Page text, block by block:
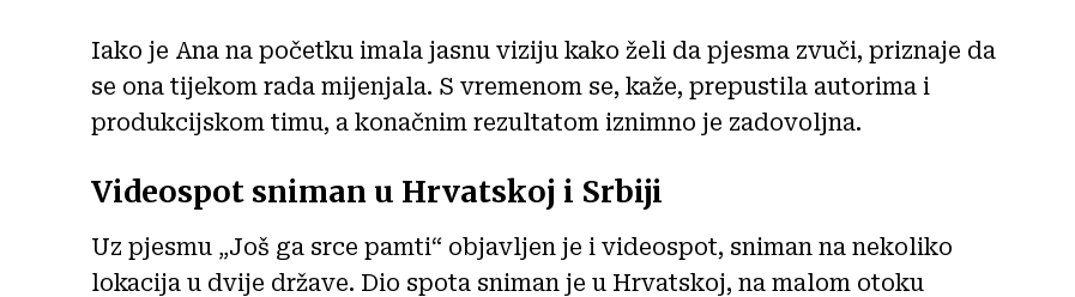
Iako je Ana na početku imala jasnu viziju kako želi da pjesma zvuči, priznaje da
se ona tijekom rada mijenjala. S vremenom se, kaže, prepustila autorima i
produkcijskom timu, a konačnim rezultatom iznimno je zadovoljna.
Videospot sniman u Hrvatskoj i Srbiji
Uz pjesmu „Još ga srce pamti“ objavljen je i videospot, sniman na nekoliko
lokacija u dvije države. Dio spota sniman je u Hrvatskoj, na malom otoku